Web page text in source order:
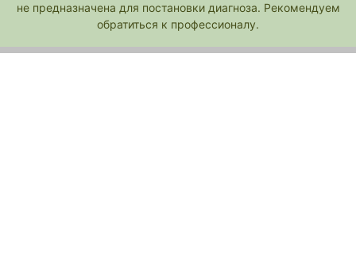
не предназначена для постановки диагноза. Рекомендуем
обратиться к профессионалу.